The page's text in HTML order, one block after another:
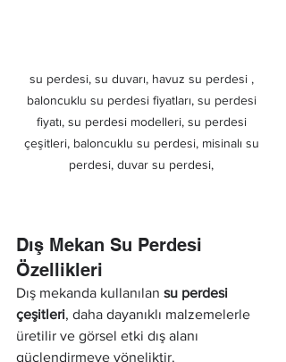
su perdesi, su duvarı, havuz su perdesi ,
baloncuklu su perdesi fiyatları, su perdesi
fiyatı, su perdesi modelleri, su perdesi
çeşitleri, baloncuklu su perdesi, misinalı su
perdesi, duvar su perdesi,
Dış Mekan Su Perdesi
Özellikleri
Dış mekanda kullanılan su perdesi
çeşitleri, daha dayanıklı malzemelerle
üretilir ve görsel etki dış alanı
güçlendirmeye yöneliktir.